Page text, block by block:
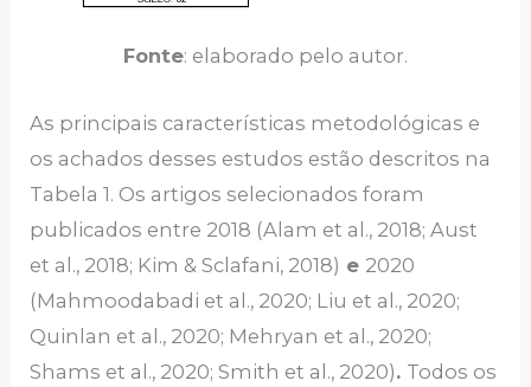
Fonte: elaborado pelo autor.
As principais características metodológicas e
os achados desses estudos estão descritos na
Tabela 1. Os artigos selecionados foram
publicados entre 2018 (Alam et al., 2018; Aust
et al., 2018; Kim & Sclafani, 2018) e 2020
(Mahmoodabadi et al., 2020; Liu et al., 2020;
Quinlan et al., 2020; Mehryan et al., 2020;
Shams et al., 2020; Smith et al., 2020). Todos os